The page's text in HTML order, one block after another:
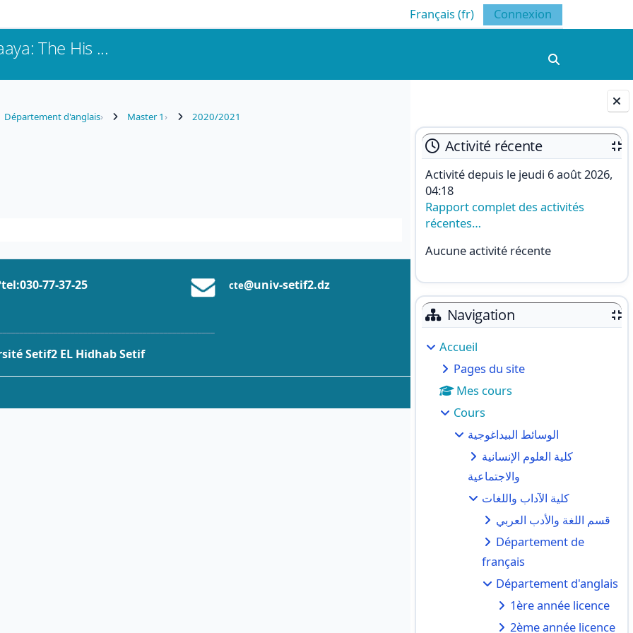
BlocsActivité récente
Activité depuis le jeudi 6 août 2026,
04:18
Rapport complet des activités
récentes…
Aucune activité récente
Navigation
Accueil
Pages du site
Mes cours
Cours
الوسائط البيداغوجية
كلية العلوم الإنسانية
والاجتماعية
كلية الآداب واللغات
قسم اللغة والأدب العربي
Département de
français
Département d'anglais
1ère année licence
2ème année licence
Français ‎(fr)‎ Connexion
The His ...
Département d'anglais Master 1 2020/2021
30-77-37-25 cte@univ-setif2.dz
Setif2 EL Hidhab Setif